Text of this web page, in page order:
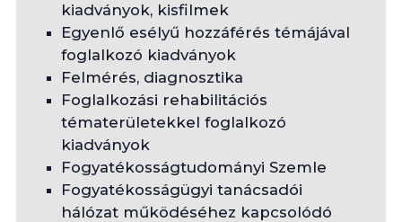
kiadványok, kisfilmek
Egyenlő esélyű hozzáférés témájával
foglalkozó kiadványok
Felmérés, diagnosztika
Foglalkozási rehabilitációs
tématerületekkel foglalkozó
kiadványok
Fogyatékosságtudományi Szemle
Fogyatékosságügyi tanácsadói
hálózat működéséhez kapcsolódó